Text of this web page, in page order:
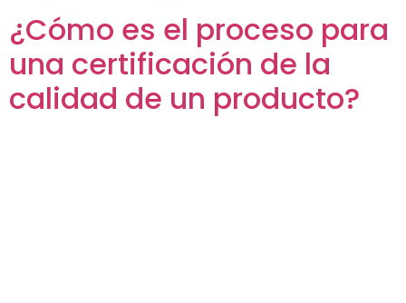
¿Cómo es el proceso para
una certificación de la
calidad de un producto?